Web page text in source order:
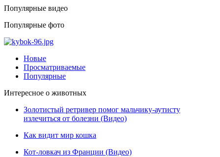
Популярные видео
Популярные фото
Новые
Просматриваемые
Популярные
Интересное о животных
Золотистый ретривер помог мальчику-аутисту
излечиться от болезни (Видео)
Как видит мир кошка
Кот-ловкач из Франции (Видео)